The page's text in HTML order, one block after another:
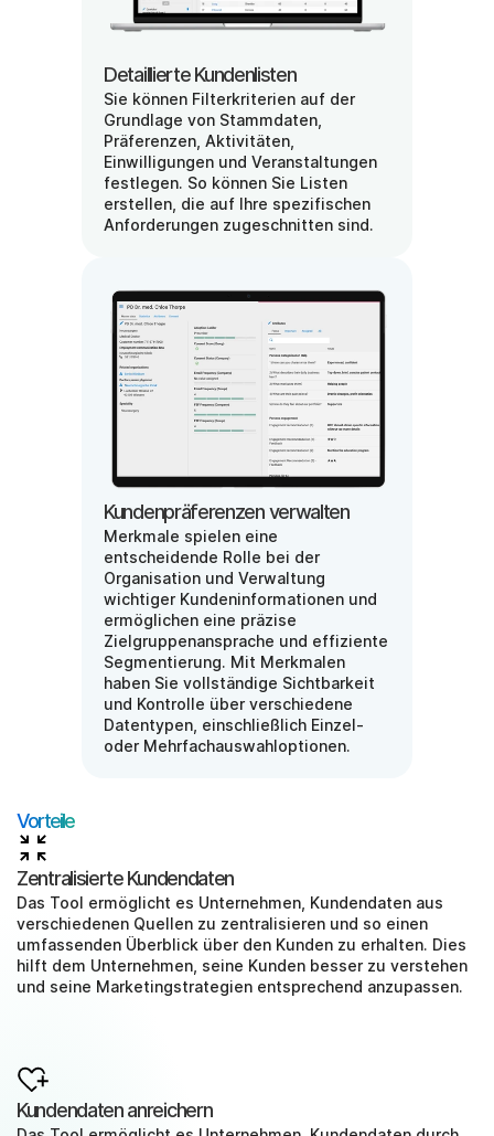
Detaillierte Kundenlisten
Sie können Filterkriterien auf der
Grundlage von Stammdaten,
Präferenzen, Aktivitäten,
Einwilligungen und Veranstaltungen
festlegen. So können Sie Listen
erstellen, die auf Ihre spezifischen
Anforderungen zugeschnitten sind.
Kundenpräferenzen verwalten
Merkmale spielen eine
entscheidende Rolle bei der
Organisation und Verwaltung
wichtiger Kundeninformationen und
ermöglichen eine präzise
Zielgruppenansprache und effiziente
Segmentierung. Mit Merkmalen
haben Sie vollständige Sichtbarkeit
und Kontrolle über verschiedene
Datentypen, einschließlich Einzel-
oder Mehrfachauswahloptionen.
Vorteile
Zentralisierte Kundendaten
Das Tool ermöglicht es Unternehmen, Kundendaten aus
verschiedenen Quellen zu zentralisieren und so einen
umfassenden Überblick über den Kunden zu erhalten. Dies
hilft dem Unternehmen, seine Kunden besser zu verstehen
und seine Marketingstrategien entsprechend anzupassen.
Kundendaten anreichern